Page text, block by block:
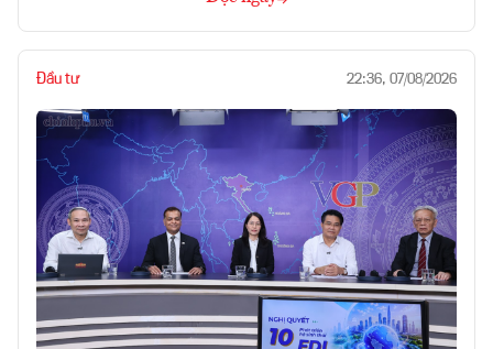
Đầu tư 22:36, 07/08/2026